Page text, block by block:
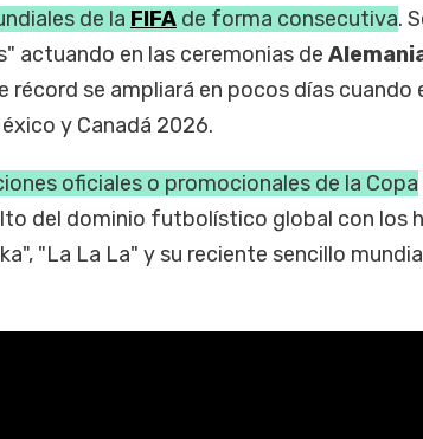
de la FIFA de forma consecutiva.
actuando en las ceremonias de
récord se ampliará en pocos días cuando
y Canadá 2026.
oficiales o promocionales de la Copa
del dominio futbolístico global con los
"La La La" y su reciente sencillo